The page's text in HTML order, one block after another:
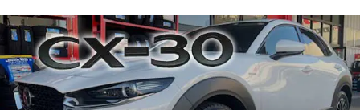
者
日